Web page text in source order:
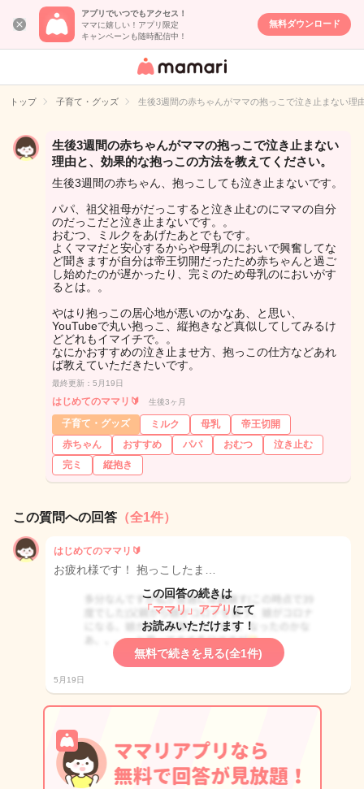
アプリでいつでもアクセス！
ママに嬉しい！アプリ限定
キャンペーンも随時配信中！
無料ダウンロード
女性専用匿名QA
イト
トップ 子育て・グッズ 生後3週間の赤ちゃんがママの抱っこで泣き止まない理
生後3週間の赤ちゃんがママの抱っこで泣き止まない
理由と、効果的な抱っこの方法を教えてください。
生後3週間の赤ちゃん、抱っこしても泣き止まないです。
パパ、祖父祖母がだっこすると泣き止むのにママの自分
のだっこだと泣き止まないです。。
おむつ、ミルクをあげたあとでもです。
よくママだと安心するからや母乳のにおいで興奮してな
ど聞きますが自分は帝王切開だったため赤ちゃんと過ご
し始めたのが遅かったり、完ミのため母乳のにおいがす
るとは。。
やはり抱っこの居心地が悪いのかなあ、と思い、
YouTubeで丸い抱っこ、縦抱きなど真似してしてみるけ
どどれもイマイチで。。
なにかおすすめの泣き止ませ方、抱っこの仕方などあれ
ば教えていただきたいです。
最終更新：5月19日
はじめてのママリ🔰 生後3ヶ月
子育て・グッズ ミルク 母乳
帝王切開
赤ちゃん
おすすめ パパ おむつ
泣き止む
完ミ
縦抱き
この質問への回答 （全1件）
はじめてのママリ🔰
お疲れ様です！ 抱っこしたま…
この回答の続きは
「ママリ」アプリ にて
お読みいただけます！
無料で続きを見る(全1件)
5月19日